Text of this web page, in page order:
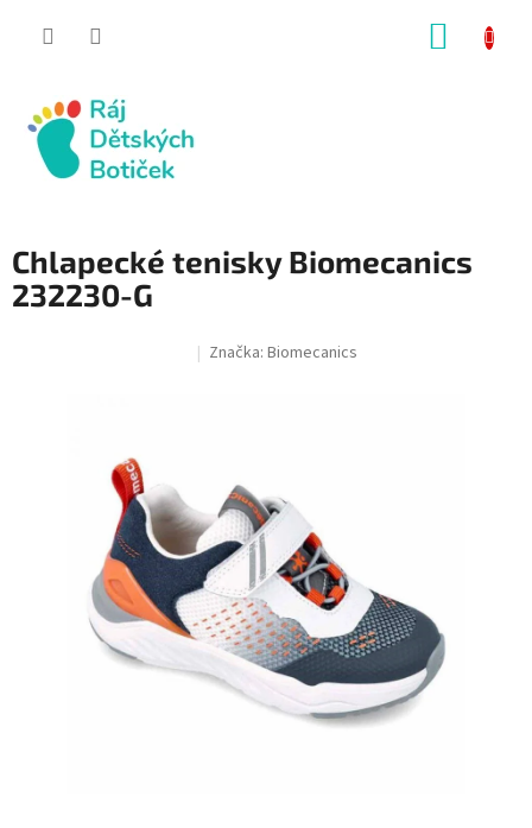
Chlapecké tenisky Biomecanics
232230-G
Značka: Biomecanics